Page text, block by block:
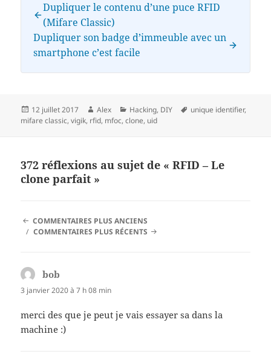
Dupliquer le contenu d’une puce RFID
(Mifare Classic)
Dupliquer son badge d’immeuble avec un
smartphone c’est facile
Publié
le
12 juillet 2017 Auteur
Alex Catégories
Hacking, DIY
Mots-
unique identifier,
mifare classic,vigik, rfid, mfoc,clone, uid
372 réflexions au sujet de « RFID – Le
clone parfait »
NAVIGATION
DES
COMMENTAIRES PLUS ANCIENS
COMMENTAIRES PLUS RÉCENTS
bob
3 janvier 2020 à 7 h 08 min
merci des que je peut je vais essayer sa dans la
machine :)